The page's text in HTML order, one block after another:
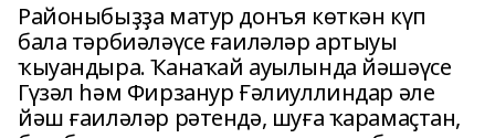
Районыбыҙҙа матур донъя көткән күп
бала тәрбиәләүсе ғаиләләр артыуы
ҡыуандыра. Ҡанаҡай ауылында йәшәүсе
Гүзәл һәм Фирзанур Ғәлиуллиндар әле
йәш ғаиләләр рәтендә, шуға ҡарамаҫтан,